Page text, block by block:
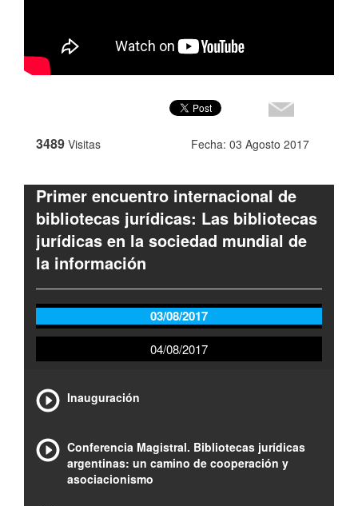
3489 Visitas Fecha: 03 Agosto 2017
Primer encuentro internacional de
bibliotecas jurídicas: Las bibliotecas
jurídicas en la sociedad mundial de
la información
03/08/2017
04/08/2017
Inauguración
Conferencia Magistral. Bibliotecas jurídicas
argentinas: un camino de cooperación y
asociacionismo